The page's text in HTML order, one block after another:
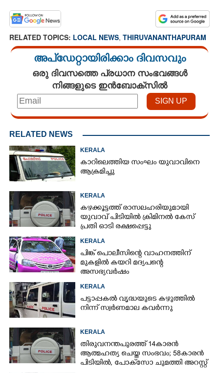
RELATED TOPICS: LOCAL NEWS, THIRUVANANTHAPURAM
അപ്ഡേറ്റായിരിക്കാം ദിവസവും
ഒരു ദിവസത്തെ പ്രധാന സംഭവങ്ങൾ
നിങ്ങളുടെ ഇൻബോക്സിൽ
RELATED NEWS
KERALA
കാറിലെത്തിയ സംഘം യുവാവിനെ
ആക്രമിച്ചു
KERALA
കഴക്കൂട്ടത്ത് രാസലഹരിയുമായി
യുവാവ് പിടിയിൽ ക്രിമിനൽ കേസ്
പ്രതി ഓടി രക്ഷപ്പെട്ടു
KERALA
പിങ്ക് പൊലീസിന്റെ വാഹനത്തിന്
മുകളിൽ കയറി മദ്യപന്റെ
അസഭ്യവ‌ർഷം
KERALA
പട്ടാപ്പകൽ വൃദ്ധയുടെ കഴുത്തിൽ
നിന്ന് സ്വർണമാല കവർന്നു
KERALA
തിരുവനന്തപുരത്ത് 14കാരൻ
ആത്മഹത്യ ചെയ്ത സംഭവം; 58കാരൻ
പിടിയിൽ, പോക്‌സോ ചുമത്തി അറസ്റ്റ്